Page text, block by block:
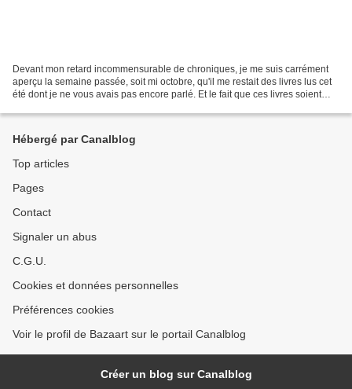
Devant mon retard incommensurable de chroniques, je me suis carrément
aperçu la semaine passée, soit mi octobre, qu'il me restait des livres lus cet
été dont je ne vous avais pas encore parlé. Et le fait que ces livres soient
Hébergé par Canalblog
Top articles
Pages
Contact
Signaler un abus
C.G.U.
Cookies et données personnelles
Préférences cookies
Voir le profil de Bazaart sur le portail Canalblog
Créer un blog sur Canalblog